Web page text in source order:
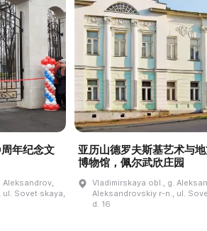
年纪念文
Aleksandrov,
Sovet·skaya,
亚历山德罗夫斯基艺术与
博物馆，佩尔武欣庄园
Vladimirskaya obl., g.
Aleksandrovskiy r-n., ul.
d. 16